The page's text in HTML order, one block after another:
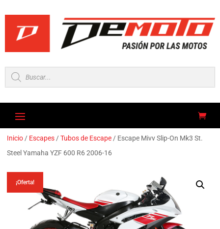
Búsqueda
de
productos
Inicio / Escapes /Tubos de Escape / Escape Mivv Slip-On Mk3 St.
Steel Yamaha YZF 600 R6 2006-16
¡Oferta!